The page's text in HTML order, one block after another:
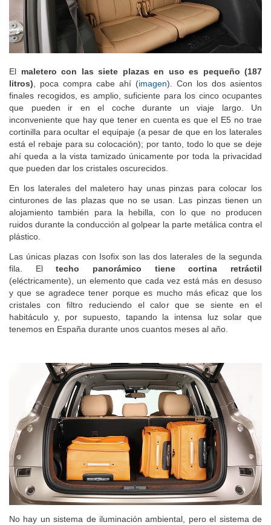
El maletero con las siete plazas en uso es pequeño (187
litros) , poca compra cabe ahí (imagen). Con los dos asientos
finales recogidos, es amplio, suficiente para los cinco ocupantes
que pueden ir en el coche durante un viaje largo. Un
inconveniente que hay que tener en cuenta es que el E5 no trae
cortinilla para ocultar el equipaje (a pesar de que en los laterales
está el rebaje para su colocación); por tanto, todo lo que se deje
ahí queda a la vista tamizado únicamente por toda la privacidad
que pueden dar los cristales oscurecidos.
En los laterales del maletero hay unas pinzas para colocar los
cinturones de las plazas que no se usan. Las pinzas tienen un
alojamiento también para la hebilla, con lo que no producen
ruidos durante la conducción al golpear la parte metálica contra el
plástico.
Las únicas plazas con Isofix son las dos laterales de la segunda
fila. Eltecho panorámico tiene cortina retráctil
(eléctricamente), un elemento que cada vez está más en desuso
y que se agradece tener porque es mucho más eficaz que los
cristales con filtro reduciendo el calor que se siente en el
habitáculo y, por supuesto, tapando la intensa luz solar que
tenemos en España durante unos cuantos meses al año.
No hay un sistema de iluminación ambiental, pero el sistema de